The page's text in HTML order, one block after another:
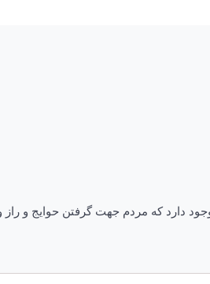
سنگی وجود دارد که مردم جهت گرفتن حوایج و